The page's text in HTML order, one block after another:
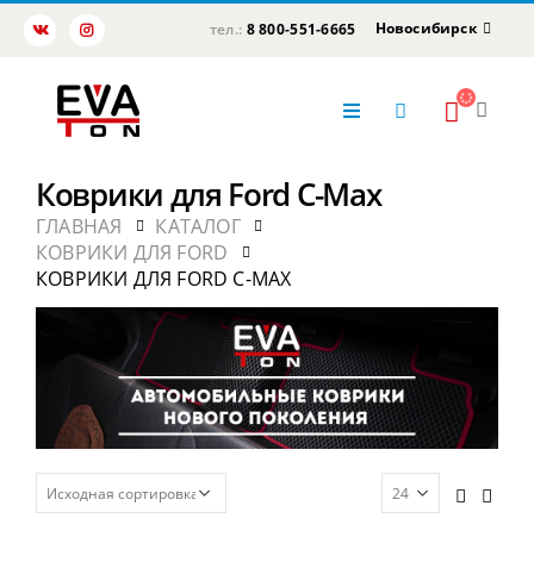
тел.: 8 800-551-6665 Новосибирск
Коврики для Ford C-Max
ГЛАВНАЯ
КАТАЛОГ
КОВРИКИ ДЛЯ FORD
КОВРИКИ ДЛЯ FORD C-MAX